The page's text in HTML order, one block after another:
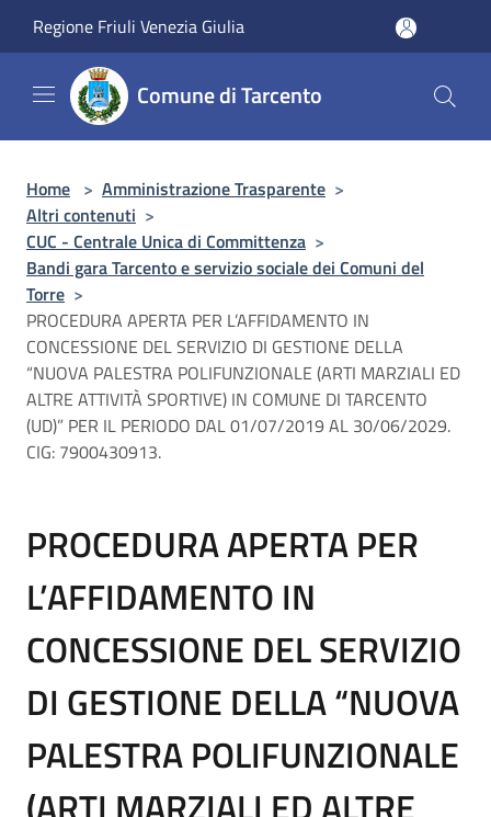
Regione Friuli Venezia Giulia
Comune di Tarcento
Home > Amministrazione Trasparente >
Altri contenuti >
CUC - Centrale Unica di Committenza >
Bandi gara Tarcento e servizio sociale dei Comuni del
Torre >
PROCEDURA APERTA PER L’AFFIDAMENTO IN
CONCESSIONE DEL SERVIZIO DI GESTIONE DELLA
“NUOVA PALESTRA POLIFUNZIONALE (ARTI MARZIALI ED
ALTRE ATTIVITÀ SPORTIVE) IN COMUNE DI TARCENTO
(UD)” PER IL PERIODO DAL 01/07/2019 AL 30/06/2029.
CIG: 7900430913.
PROCEDURA APERTA PER
L’AFFIDAMENTO IN
CONCESSIONE DEL SERVIZIO
DI GESTIONE DELLA “NUOVA
PALESTRA POLIFUNZIONALE